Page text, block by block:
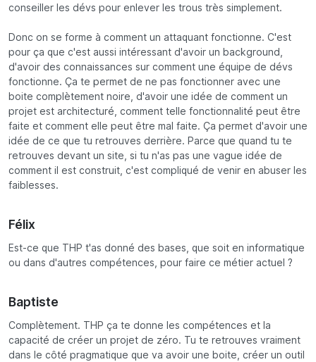
conseiller les dévs pour enlever les trous très simplement.
Donc on se forme à comment un attaquant fonctionne. C'est
pour ça que c'est aussi intéressant d'avoir un background,
d'avoir des connaissances sur comment une équipe de dévs
fonctionne. Ça te permet de ne pas fonctionner avec une
boite complètement noire, d'avoir une idée de comment un
projet est architecturé, comment telle fonctionnalité peut être
faite et comment elle peut être mal faite. Ça permet d'avoir une
idée de ce que tu retrouves derrière. Parce que quand tu te
retrouves devant un site, si tu n'as pas une vague idée de
comment il est construit, c'est compliqué de venir en abuser les
faiblesses.
Félix
Est-ce que THP t'as donné des bases, que soit en informatique
ou dans d'autres compétences, pour faire ce métier actuel ?
Baptiste
Complètement. THP ça te donne les compétences et la
capacité de créer un projet de zéro. Tu te retrouves vraiment
dans le côté pragmatique que va avoir une boite, créer un outil